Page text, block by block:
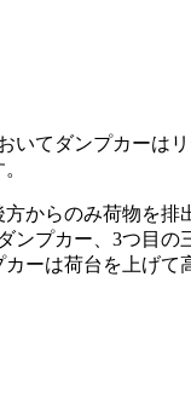
いてダンプカーは
からのみ荷物を
ンプカー、3つ目
ーは荷台を上げ